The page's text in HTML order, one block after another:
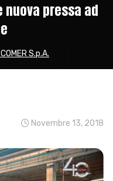
pressa ad
S.p.A.
Novembre 13, 2018